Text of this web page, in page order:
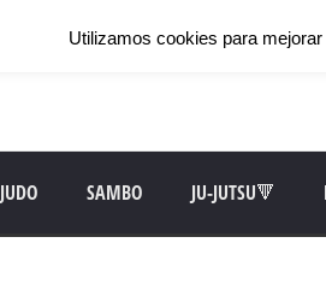
JUDO SAMBO JU-JUTSU🔻
Utilizamos cookies para